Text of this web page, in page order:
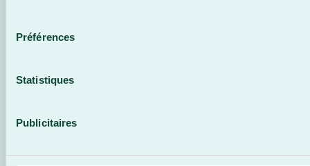
Préférences
Statistiques
Publicitaires